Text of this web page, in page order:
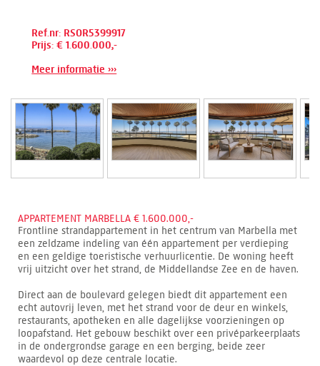
Ref.nr: RSOR5399917
Prijs: € 1.600.000,-
Meer informatie ›››
APPARTEMENT MARBELLA € 1.600.000,-
Frontline strandappartement in het centrum van Marbella met
een zeldzame indeling van één appartement per verdieping
en een geldige toeristische verhuurlicentie. De woning heeft
vrij uitzicht over het strand, de Middellandse Zee en de haven.
Direct aan de boulevard gelegen biedt dit appartement een
echt autovrij leven, met het strand voor de deur en winkels,
restaurants, apotheken en alle dagelijkse voorzieningen op
loopafstand. Het gebouw beschikt over een privéparkeerplaats
in de ondergrondse garage en een berging, beide zeer
waardevol op deze centrale locatie.